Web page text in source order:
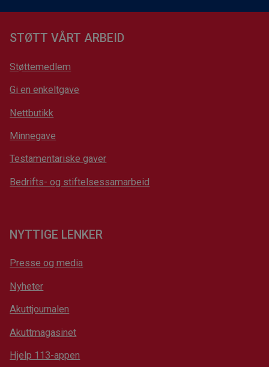
STØTT VÅRT ARBEID
Støttemedlem
Gi en enkeltgave
Nettbutikk
Minnegave
Testamentariske gaver
Bedrifts- og stiftelsessamarbeid
NYTTIGE LENKER
Presse og media
Nyheter
Akuttjournalen
Akuttmagasinet
Hjelp 113-appen